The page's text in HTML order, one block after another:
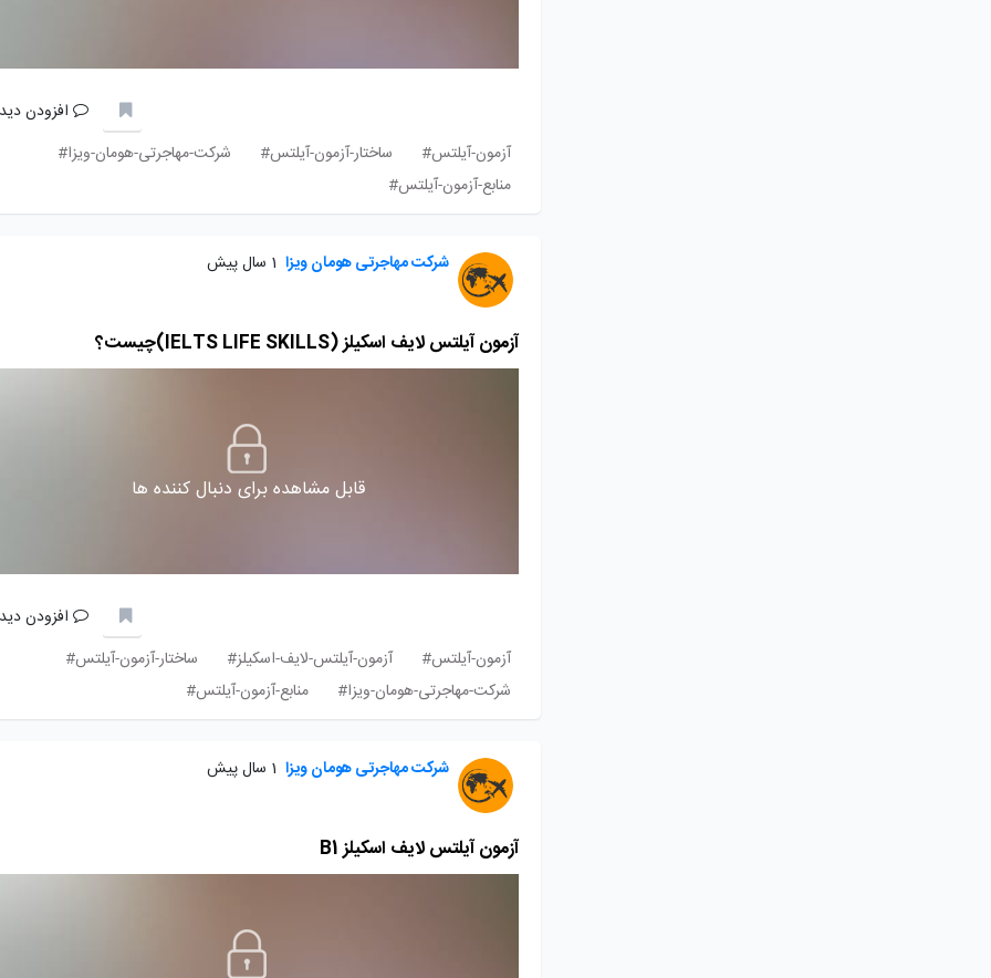
افزودن
آزمون-آیلتس#
ساختار-آزمون-آیلتس#
شرکت-مهاجرتی-هومان-ویزا#
منابع-آزمون-آیلتس#
شرکت مهاجرتی هومان ویزا 1 سال پیش
آزمون آیلتس لایف اسکیلز (IELTS LIFE SKILLS)چیست؟
قابل مشاهده برای دنبال کننده ها
افزودن
آزمون-آیلتس#
آزمون-آیلتس-لایف-اسکیلز#
ساختار-آزمون-آیلتس#
شرکت-مهاجرتی-هومان-ویزا#
منابع-آزمون-آیلتس#
شرکت مهاجرتی هومان ویزا 1 سال پیش
آزمون آیلتس لایف اسکیلز B1